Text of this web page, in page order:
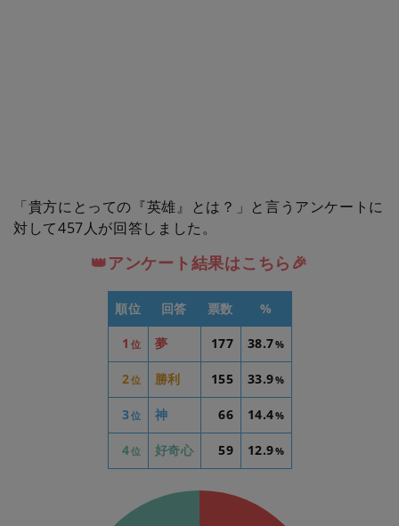
「貴方にとっての『英雄』とは？」と言うアンケートに
対して457人が回答しました。
👑アンケート結果はこちら🎉
順位 回答 票数 %
1 位 夢 177 38.7%
2位 勝利 155 33.9%
3位 神 66 14.4%
4位 好奇心 59 12.9%